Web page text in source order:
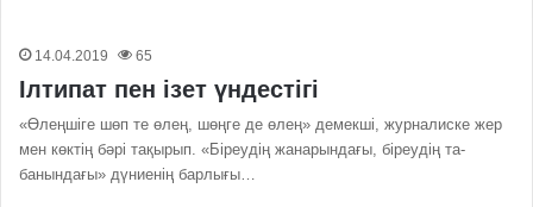
14.04.2019 65
Ілтипат пен ізет үндестігі
«Өлеңшіге шөп те өлең, шөңге де өлең» демекші, журналиске жер
мен көк­тің бәрі тақырып. «Біреудің жанарындағы, біреудің та­
банындағы» дүниенің бар­лығы…